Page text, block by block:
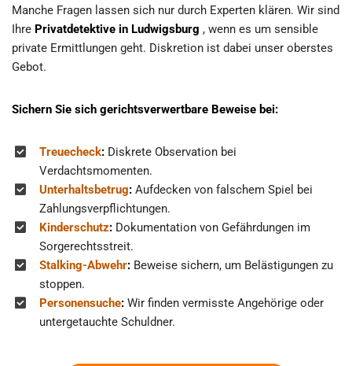
Manche Fragen lassen sich nur durch Experten klären. Wir sind
Ihre Privatdetektive in Ludwigsburg , wenn es um sensible
private Ermittlungen geht. Diskretion ist dabei unser oberstes
Gebot.
Sichern Sie sich gerichtsverwertbare Beweise bei:
Treuecheck: Diskrete Observation bei
Verdachtsmomenten.
Unterhaltsbetrug: Aufdecken von falschem Spiel bei
Zahlungsverpflichtungen.
Kinderschutz: Dokumentation von Gefährdungen im
Sorgerechtsstreit.
Stalking-Abwehr: Beweise sichern, um Belästigungen zu
stoppen.
Personensuche: Wir finden vermisste Angehörige oder
untergetauchte Schuldner.